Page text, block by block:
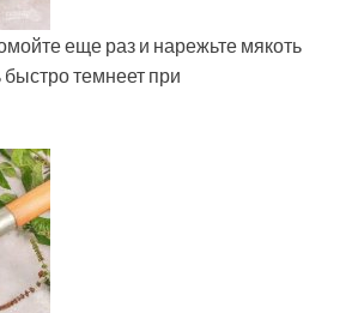
еще раз и нарежьте мякоть
быстро темнеет при